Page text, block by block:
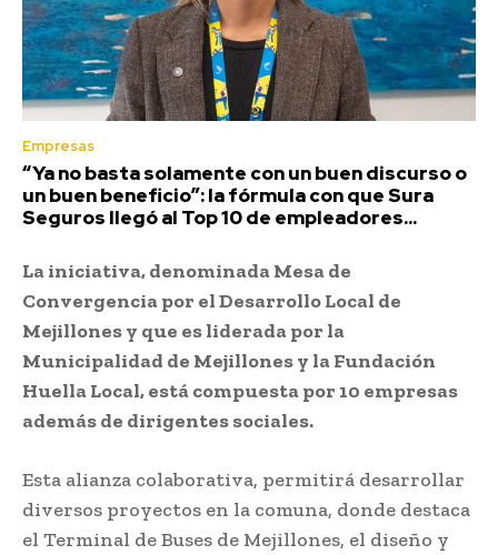
Empresas
“Ya no basta solamente con un buen discurso o
un buen beneficio”: la fórmula con que Sura
Seguros llegó al Top 10 de empleadores...
La iniciativa, denominada Mesa de
Convergencia por el Desarrollo Local de
Mejillones y que es liderada por la
Municipalidad de Mejillones y la Fundación
Huella Local, está compuesta por 10 empresas
además de dirigentes sociales.
Esta alianza colaborativa, permitirá desarrollar
diversos proyectos en la comuna, donde destaca
el Terminal de Buses de Mejillones, el diseño y